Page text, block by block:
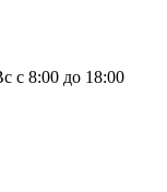
с 8:00 до 18:00